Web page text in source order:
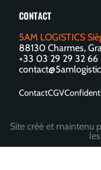
CONTACT
5AM LOGISTICS
88130 Charmes,
+33 03 29 29 32 66
ContactCGV
Site créé et maintenu